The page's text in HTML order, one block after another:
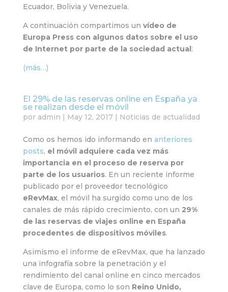
Ecuador, Bolivia y Venezuela.
A continuación compartimos un vídeo de
Europa Press con algunos datos sobre el uso
de Internet por parte de la sociedad actual:
(más…)
El 29% de las reservas online en España ya
se realizan desde el móvil
por admin | May 12, 2017 | Noticias de actualidad
Como os hemos ido informando en anteriores
posts, el móvil adquiere cada vez más
importancia en el proceso de reserva por
parte de los usuarios. En un reciente informe
publicado por el proveedor tecnológico
eRevMax, el móvil ha surgido como uno de los
canales de más rápido crecimiento, con un 29%
de las reservas de viajes online en España
procedentes de dispositivos móviles.
Asimismo el informe de eRevMax, que ha lanzado
una infografía sobre la penetración y el
rendimiento del canal online en cinco mercados
clave de Europa, como lo son Reino Unido,